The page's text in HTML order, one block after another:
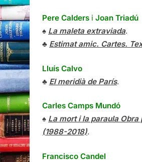
Pere Calders i Joan Triadú
♠ La maleta extraviada.
♣ Estimat amic. Cartes.
Lluís Calvo
♣ El meridià de París.
Carles Camps Mundó
♠ La mort i la paraula Obra
(1988-2018).
Francisco Candel